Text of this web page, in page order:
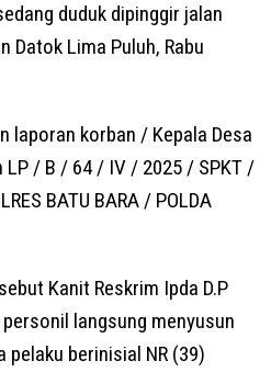
duduk dipinggir jalan
Datok Lima Puluh, Rabu
laporan korban / Kepala Desa
LP / B / 64 / IV / 2025 / SPKT /
BATU BARA / POLDA
Kanit Reskrim Ipda D.P
langsung menyusun
berinisial NR (39)